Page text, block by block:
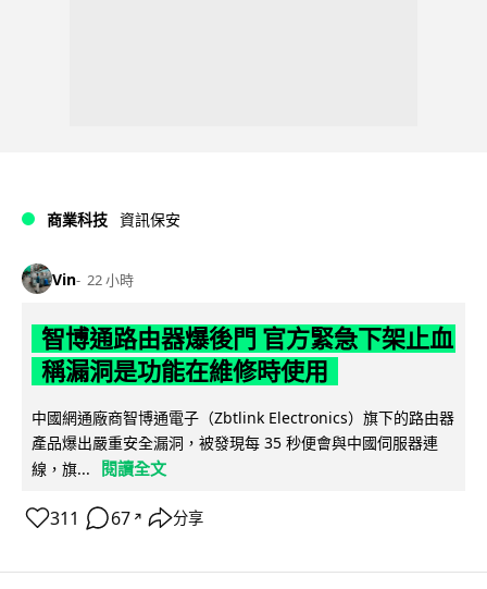
商業科技 資訊保安
Vin 22 小時
智博通路由器爆後門 官方緊急下架止血
稱漏洞是功能在維修時使用
中國網通廠商智博通電子（Zbtlink Electronics）旗下的路由器
產品爆出嚴重安全漏洞，被發現每 35 秒便會與中國伺服器連
線，旗...
閱讀全文
311 67 ↗ 分享